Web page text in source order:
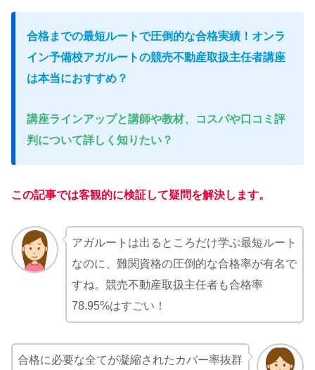
合格までの最短ルートで圧倒的な合格実績！オンラ
イン予備校アガルートの競売不動産取扱主任者講座
は本当におすすめ？
講座ラインアップと講師や教材、コスパや口コミ評
判について詳しく知りたい？
この記事では客観的に検証して疑問を解決します。
アガルートは出るところだけ学ぶ最短ルート
なのに、難関資格の圧倒的な合格率が有名で
すね。競売不動産取扱主任者も合格率
78.95%はすごい！
合格に必要な全てが凝縮されたカバー率抜群